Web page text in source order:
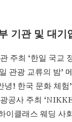
기관 및 대기
주최 ‘한일 국교
관광 교류의 밤’
녕! 한국 문화 체험
공사 주최
이클래스 웨딩 사